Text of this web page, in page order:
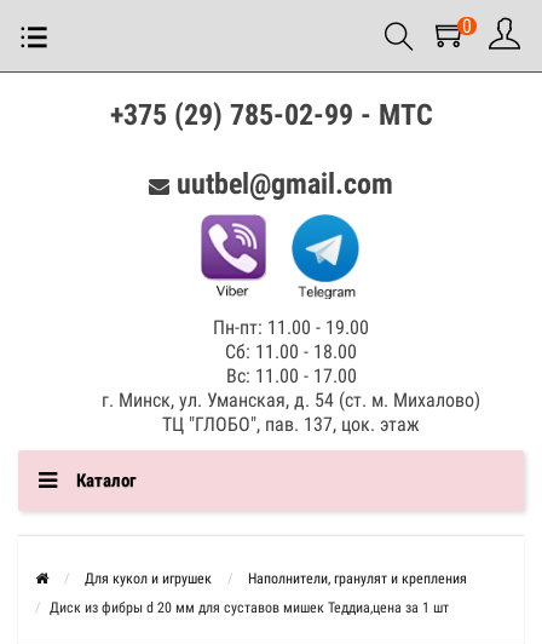
0
+375 (29) 785-02-99 - МТС
uutbel@gmail.com
Пн-пт: 11.00 - 19.00
Сб: 11.00 - 18.00
Вс: 11.00 - 17.00
г. Минск, ул. Уманская, д. 54 (ст. м. Михалово)
ТЦ "ГЛОБО", пав. 137, цок. этаж
Каталог
Для кукол и игрушек
Наполнители, гранулят и крепления
Диск из фибры d 20 мм для суставов мишек Теддиа,цена за 1 шт